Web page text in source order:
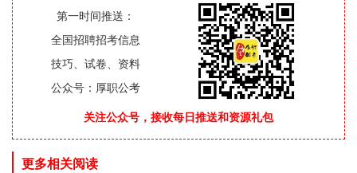
第一时间推送：
全国招聘招考信息
技巧、试卷、资料
公众号：厚职公考
关注公众号，接收每日推送和资源礼包
更多相关阅读